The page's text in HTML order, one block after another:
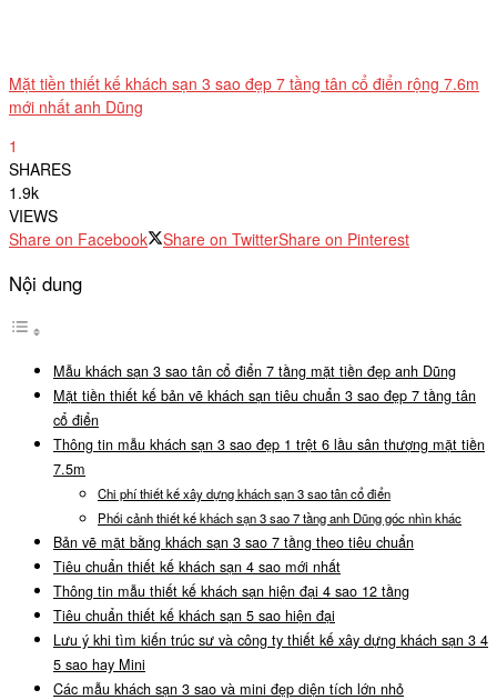
Mặt tiền thiết kế khách sạn 3 sao đẹp 7 tầng tân cổ điển rộng 7.6m
mới nhất anh Dũng
1
SHARES
1.9k
VIEWS
Share on Facebook
Share on TwitterShare on Pinterest
Nội dung
Mẫu khách sạn 3 sao tân cổ điển 7 tầng mặt tiền đẹp anh Dũng
Mặt tiền thiết kế bản vẽ khách sạn tiêu chuẩn 3 sao đẹp 7 tầng tân
cổ điển
Thông tin mẫu khách sạn 3 sao đẹp 1 trệt 6 lầu sân thượng mặt tiền
7.5m
Chi phí thiết kế xây dựng khách sạn 3 sao tân cổ điển
Phối cảnh thiết kế khách sạn 3 sao 7 tầng anh Dũng góc nhìn khác
Bản vẽ mặt bằng khách sạn 3 sao 7 tầng theo tiêu chuẩn
Tiêu chuẩn thiết kế khách sạn 4 sao mới nhất
Thông tin mẫu thiết kế khách sạn hiện đại 4 sao 12 tầng
Tiêu chuẩn thiết kế khách sạn 5 sao hiện đại
Lưu ý khi tìm kiến trúc sư và công ty thiết kế xây dựng khách sạn 3 4
5 sao hay Mini
Các mẫu khách sạn 3 sao và mini đẹp diện tích lớn nhỏ